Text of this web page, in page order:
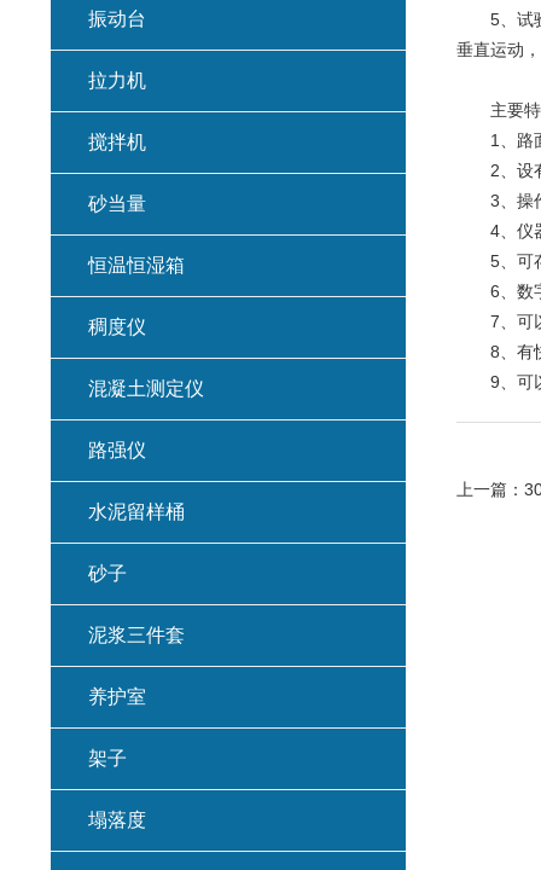
5、试验
垂直运动
主要特
1、路面
2、设有
3、操作
4、仪器
5、可存
6、数字
7、可以
8、有快
9、可以
上一篇：
振动台
拉力机
搅拌机
砂当量
恒温恒湿箱
稠度仪
混凝土测定仪
路强仪
水泥留样桶
砂子
泥浆三件套
养护室
架子
塌落度